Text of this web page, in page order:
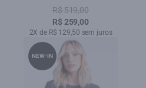
Animal Print Preto
R$ 519,00
R$ 259,00
2X de R$ 129,50 sem juros
NEW-IN